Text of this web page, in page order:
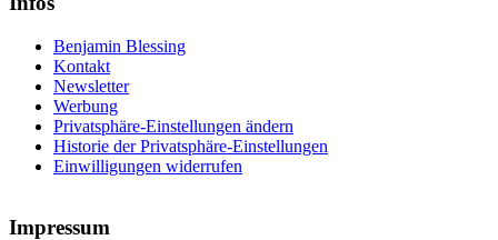
Benjamin Blessing
Kontakt
Newsletter
Werbung
Privatsphäre-Einstellungen ändern
Historie der Privatsphäre-Einstellungen
Einwilligungen widerrufen
Impressum